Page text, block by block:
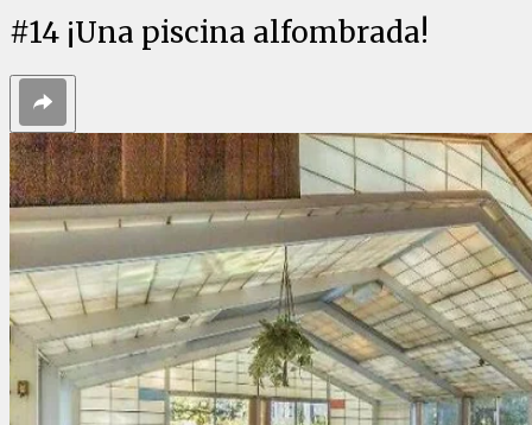
#14 ¡Una piscina alfombrada!